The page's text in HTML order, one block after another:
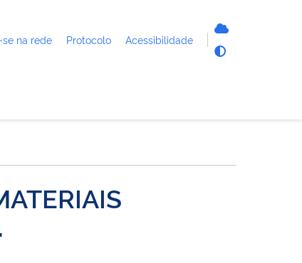
na rede Protocolo Acessibilidade